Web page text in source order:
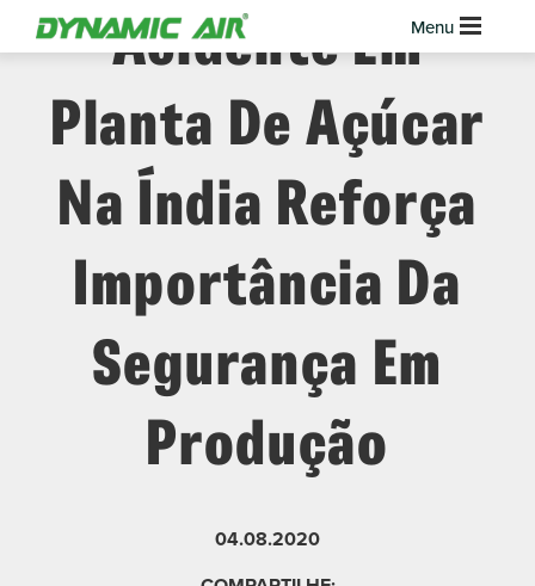
Acidente Em
Planta De Açúcar
Na Índia Reforça
Importância Da
Segurança Em
Produção
04.08.2020